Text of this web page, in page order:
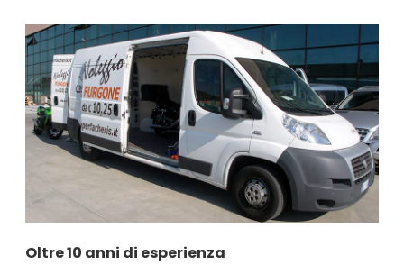
Oltre 10 anni di esperienza